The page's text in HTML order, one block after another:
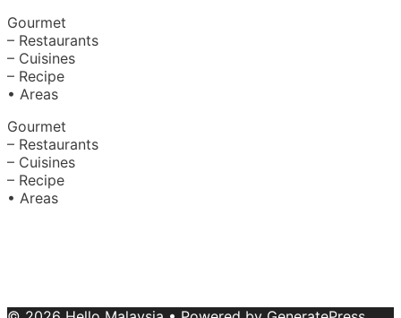
Gourmet
– Restaurants
– Cuisines
– Recipe
• Areas
Gourmet
– Restaurants
– Cuisines
– Recipe
• Areas